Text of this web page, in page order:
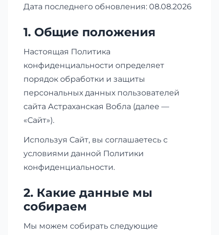
Дата последнего обновления: 08.08.2026
1. Общие положения
Настоящая Политика
конфиденциальности определяет
порядок обработки и защиты
персональных данных пользователей
сайта Астраханская Вобла (далее —
«Сайт»).
Используя Сайт, вы соглашаетесь с
условиями данной Политики
конфиденциальности.
2. Какие данные мы
собираем
Мы можем собирать следующие